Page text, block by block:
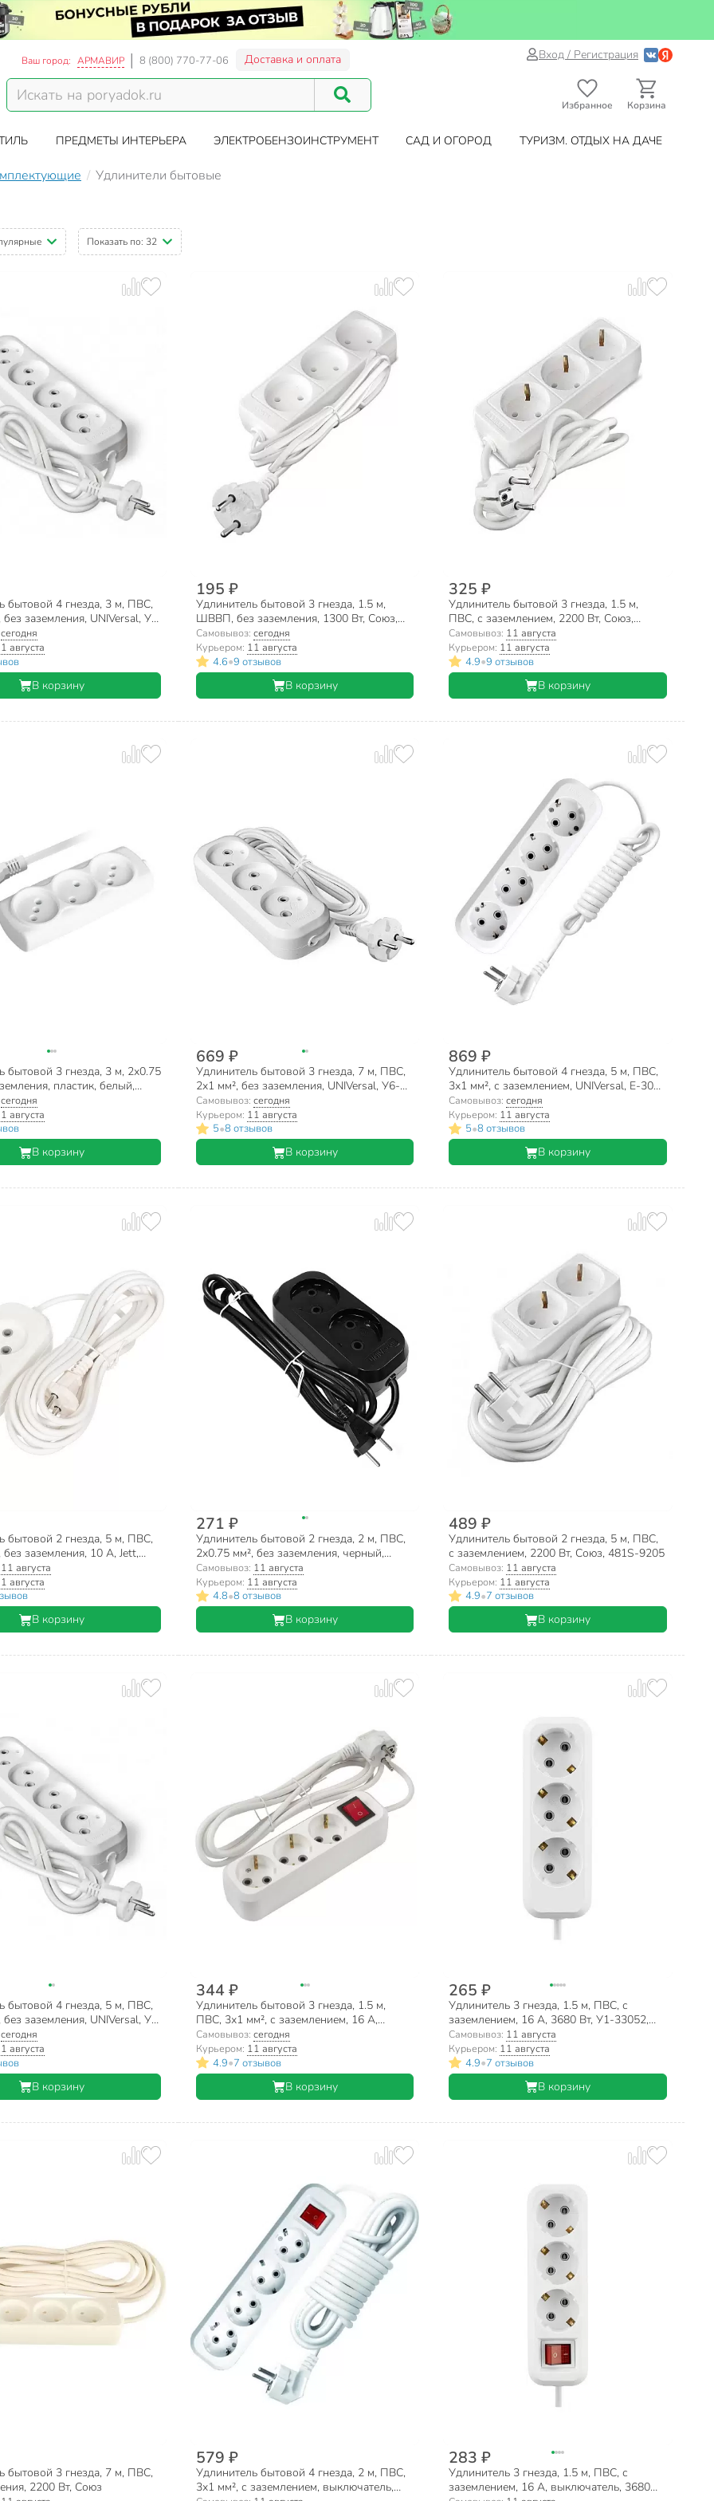
Ваш город: АРМАВИР 8 (800) 770-77-06 Доставка и оплата Вход / Регистрация
Избранное Корзина
ПРЕДМЕТЫ ИНТЕРЬЕРА ЭЛЕКТРОБЕНЗОИНСТРУМЕНТ САД И ОГОРОД ТУРИЗМ. ОТДЫХ НА ДАЧЕ
Удлинители бытовые
Показать по: 32
бытовой 4 гнезда, 3 м, ПВС,
заземления, UNIVersal, У6,
сегодня
августа
В корзину
195 ₽
Удлинитель бытовой 3 гнезда, 1.5 м,
ШВВП, без заземления, 1300 Вт, Союз,
481S-0301
Самовывоз: сегодня
Курьером: 11 августа
4.6•9 отзывов
В корзину
325 ₽
Удлинитель бытовой 3 гнезда, 1.5 м,
ПВС, с заземлением, 2200 Вт, Союз,
481S-9301
Самовывоз: 11 августа
Курьером: 11 августа
4.9•9 отзывов
В корзину
бытовой 3 гнезда, 3 м, 2х0.75
пластик, белый,
300, 1043061
сегодня
августа
В корзину
669 ₽
Удлинитель бытовой 3 гнезда, 7 м, ПВС,
2х1 мм², без заземления, UNIVersal, У6-
639 M
Самовывоз: сегодня
Курьером: 11 августа
5•8 отзывов
В корзину
869 ₽
Удлинитель бытовой 4 гнезда, 5 м, ПВС,
3х1 мм², с заземлением, UNIVersal, Е-304,
9631982
Самовывоз:сегодня
Курьером: 11 августа
5•8 отзывов
В корзину
бытовой 2 гнезда, 5 м, ПВС,
без заземления, 10 А, Jett,
11 августа
августа
В корзину
271 ₽
Удлинитель бытовой 2 гнезда, 2 м, ПВС,
2х0.75 мм², без заземления, черный,
UNIVersal, Премиум, Е-202, 2103
Самовывоз: 11 августа
Курьером: 11 августа
4.8•8 отзывов
В корзину
489 ₽
Удлинитель бытовой 2 гнезда, 5 м, ПВС,
с заземлением, 2200 Вт, Союз, 481S-9205
Самовывоз: 11 августа
Курьером: 11 августа
4.9•7 отзывов
В корзину
бытовой 4 гнезда, 5 м, ПВС,
заземления, UNIVersal, У6,
сегодня
августа
В корзину
344 ₽
Удлинитель бытовой 3 гнезда, 1.5 м,
ПВС, 3х1 мм², с заземлением, 16 А,
выключатель, 3500 Вт, General Lighting
Systems, 470102
Самовывоз: сегодня
Курьером: 11 августа
4.9•7 отзывов
В корзину
265 ₽
Удлинитель 3 гнезда, 1.5 м, ПВС, с
заземлением, 16 А, 3680 Вт, У1-33052,
белый, TDM Electric, SQ1303-14
Самовывоз: 11 августа
Курьером: 11 августа
4.9•7 отзывов
В корзину
бытовой 3 гнезда, 7 м, ПВС,
2200 Вт, Союз
579 ₽
Удлинитель бытовой 4 гнезда, 2 м, ПВС,
3х1 мм², с заземлением, выключатель,
283 ₽
Удлинитель 3 гнезда, 1.5 м, ПВС, с
заземлением, 16 А, выключатель, 3680